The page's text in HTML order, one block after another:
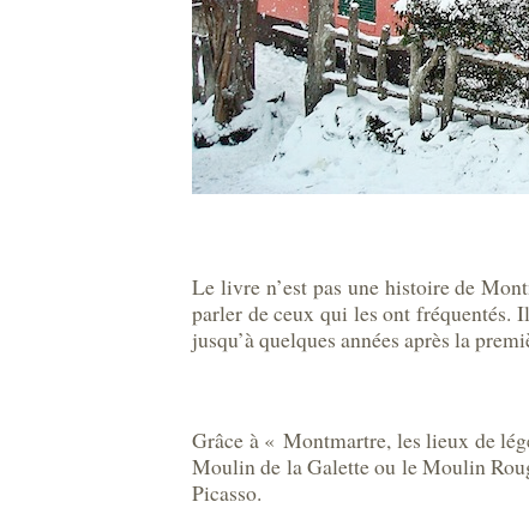
Le livre n’est pas une histoire de
parler de ceux qui les ont fréquentés.
jusqu’à quelques années après la
Grâce à « Montmartre, les lieux de
Moulin de la Galette ou le Moulin
Picasso.